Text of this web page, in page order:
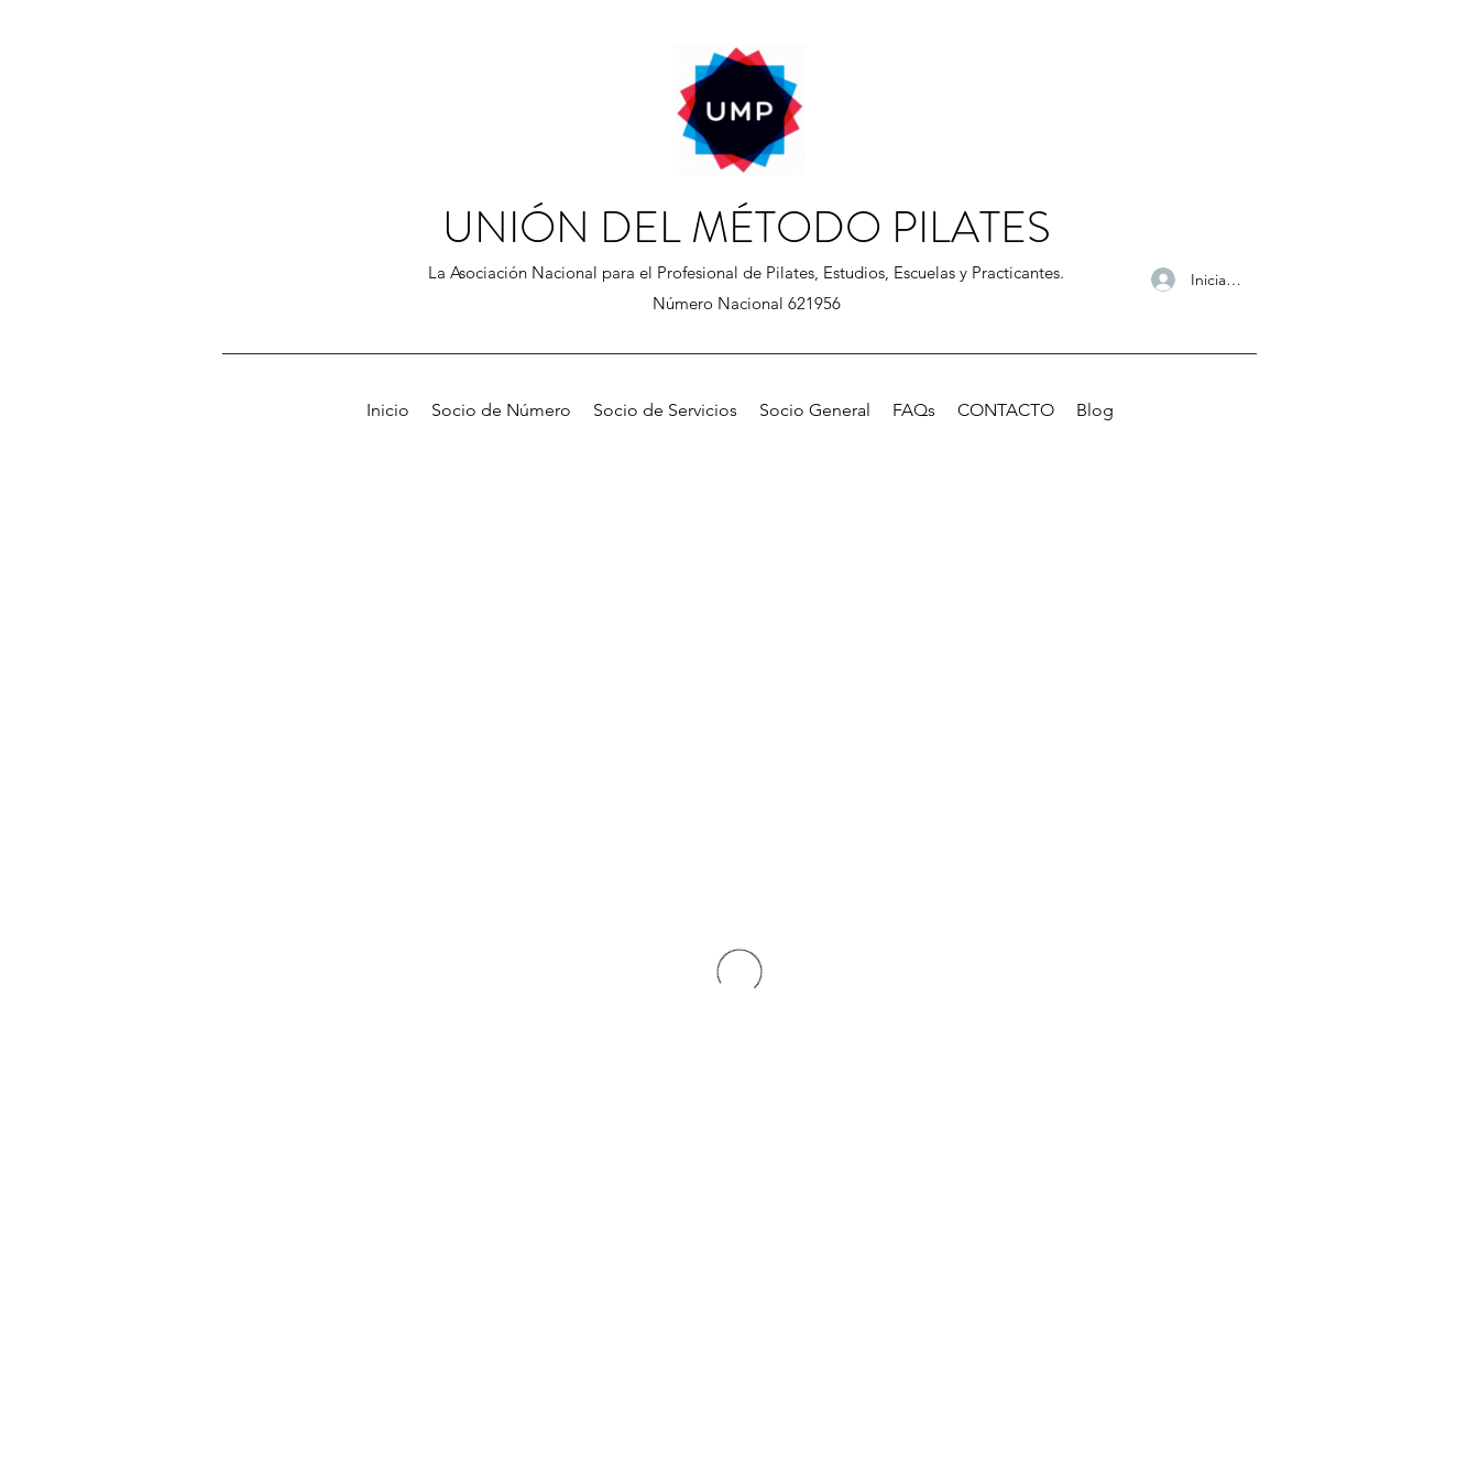
UNIÓN DEL MÉTODO PILATES
La Asociación Nacional para el Profesional de Pilates, Estudios, Escuelas y Practicantes.
Número Nacional 621956
Iniciar sesión
Inicio Socio de Número Socio de Servicios Socio General FAQs CONTACTO Blog